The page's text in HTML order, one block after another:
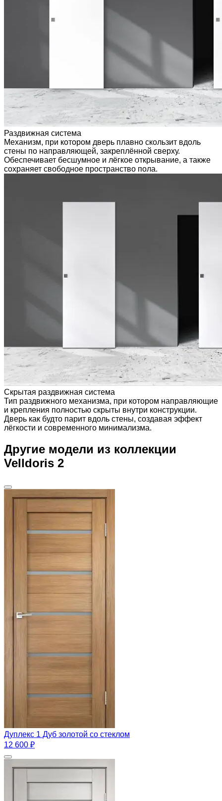
Раздвижная система
Механизм, при котором дверь плавно скользит вдоль
стены по направляющей, закреплённой сверху.
Обеспечивает бесшумное и лёгкое открывание, а также
сохраняет свободное пространство пола.
Скрытая раздвижная система
Тип раздвижного механизма, при котором направляющие
и крепления полностью скрыты внутри конструкции.
Дверь как будто парит вдоль стены, создавая эффект
лёгкости и современного минимализма.
Другие модели из коллекции
Velldoris 2
Дуплекс 1 Дуб золотой со стеклом
12 600 ₽